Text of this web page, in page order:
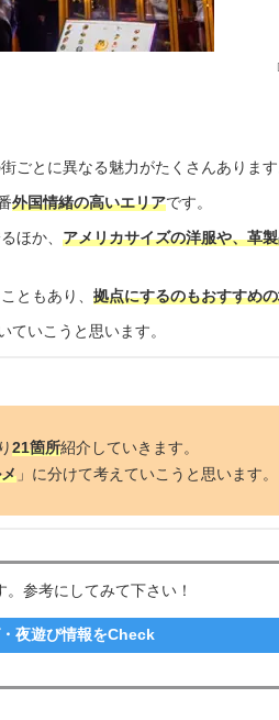
ごとに異なる魅力がたくさんあります
外国情緒の高いエリアです。
ほか、 アメリカサイズの洋服や、革
ともあり、 拠点にするのもおすすめ
いこうと思います。
21箇所紹介していきます。
」に分けて考えていこうと思います。
参考にしてみて下さい！
夜遊び情報をCheck